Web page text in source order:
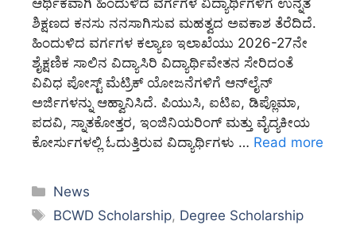
ಆರ್ಥಿಕವಾಗಿ ಹಿಂದುಳಿದ ವರ್ಗಗಳ ವಿದ್ಯಾರ್ಥಿಗಳಿಗೆ ಉನ್ನತ
ಶಿಕ್ಷಣದ ಕನಸು ನನಸಾಗಿಸುವ ಮಹತ್ವದ ಅವಕಾಶ ತೆರೆದಿದೆ.
ಹಿಂದುಳಿದ ವರ್ಗಗಳ ಕಲ್ಯಾಣ ಇಲಾಖೆಯು 2026-27ನೇ
ಶೈಕ್ಷಣಿಕ ಸಾಲಿನ ವಿದ್ಯಾಸಿರಿ ವಿದ್ಯಾರ್ಥಿವೇತನ ಸೇರಿದಂತೆ
ವಿವಿಧ ಪೋಸ್ಟ್ ಮೆಟ್ರಿಕ್ ಯೋಜನೆಗಳಿಗೆ ಆನ್‌ಲೈನ್
ಅರ್ಜಿಗಳನ್ನು ಆಹ್ವಾನಿಸಿದೆ. ಪಿಯುಸಿ, ಐಟಿಐ, ಡಿಪ್ಲೊಮಾ,
ಪದವಿ, ಸ್ನಾತಕೋತ್ತರ, ಇಂಜಿನಿಯರಿಂಗ್ ಮತ್ತು ವೈದ್ಯಕೀಯ
ಕೋರ್ಸುಗಳಲ್ಲಿ ಓದುತ್ತಿರುವ ವಿದ್ಯಾರ್ಥಿಗಳು … Read more
Categories
News
Tags
BCWD Scholarship, Degree Scholarship